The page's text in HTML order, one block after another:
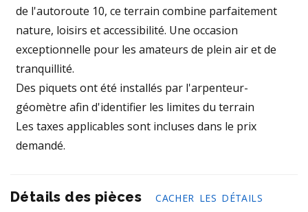
de l'autoroute 10, ce terrain combine parfaitement
nature, loisirs et accessibilité. Une occasion
exceptionnelle pour les amateurs de plein air et de
tranquillité.
Des piquets ont été installés par l'arpenteur-
géomètre afin d'identifier les limites du terrain
Les taxes applicables sont incluses dans le prix
demandé.
Détails des pièces
CACHER LES DÉTAILS